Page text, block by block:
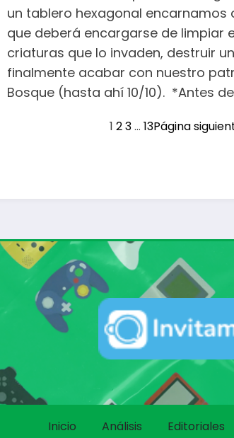
un tablero hexagonal encarnamos
que deberá encargarse de limpiar
criaturas que lo invaden, destruir
finalmente acabar con nuestro
Bosque (hasta ahí 10/10). *Antes
1 23… 13Página
Inicio Análisis Editoriales